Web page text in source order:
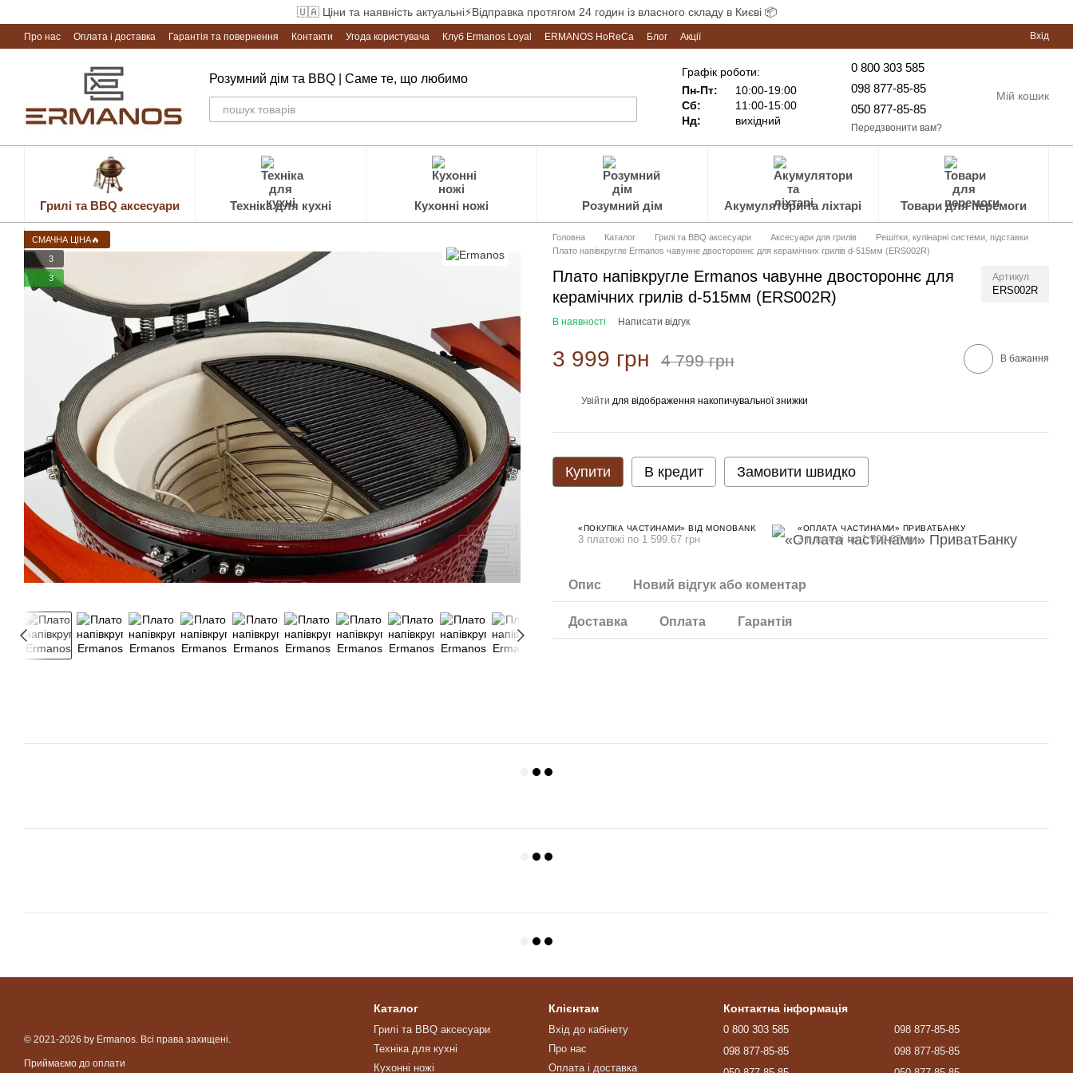
🇺🇦 Ціни та наявність актуальні⚡Відправка протягом 24 годин із власного складу в Києві 📦
Про нас Оплата і доставка Гарантія та повернення Контакти Угода користувача Клуб Ermanos Loyal ERMANOS HoReCa Блог Акції Вхід
Розумний дім та BBQ | Саме те, що любимо
Графік роботи:
Пн-Пт:
10:00-19:00
Сб:
11:00-15:00
Нд:
вихідний
0 800 303 585
098 877-85-85
050 877-85-85
Передзвонити вам?
Мій кошик
Грилі та BBQ аксесуари Техніка для кухні Кухонні ножі Розумний дім Акумулятори та ліхтарі Товари для перемоги
СМАЧНА ЦІНА🔥
3
3
Головна Каталог Грилі та BBQ аксесуари Аксесуари для грилів
Решітки, кулінарні системи, підставки
Плато напівкругле Ermanos чавунне двостороннє для керамічних грилів d-515мм (ERS002R)
Плато напівкругле Ermanos чавунне двостороннє для
керамічних грилів d-515мм (ERS002R)
Артикул
ERS002R
В наявності Написати відгук
3 999 грн 4 799 грн В бажання
Увійти для відображення накопичувальної знижки
Купити В кредит Замовити швидко
«ПОКУПКА ЧАСТИНАМИ» ВІД MONOBANK
3 платежі по 1 599.67 грн
«ОПЛАТА ЧАСТИНАМИ» ПРИВАТБАНКУ
3 платежі по 1 599.67 грн
Опис Новий відгук або коментар
Доставка Оплата Гарантія
© 2021-2026 by Ermanos. Всі права захищені.
Приймаємо до оплати
Каталог
Грилі та BBQ аксесуари
Техніка для кухні
Кухонні ножі
Клієнтам
Вхід до кабінету
Про нас
Оплата і доставка
Контактна інформація
0 800 303 585
098 877-85-85
098 877-85-85
098 877-85-85